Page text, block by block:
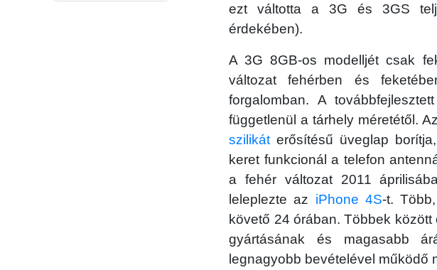
ezt váltotta a 3G és 3GS
érdekében).
A 3G 8GB-os modelljét csak
változat fehérben és
forgalomban. A
függetlenül a tárhely méretétől. Az
szilikát erősítésű üveglap
keret funkcionál a telefon
a fehér változat 2011
leleplezte az iPhone 4S-t.
követő 24 órában. Többek
gyártásának és magasabb
legnagyobb bevételével működő